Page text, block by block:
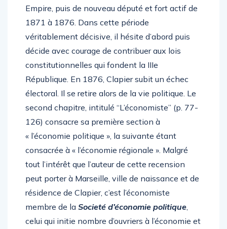
Empire, puis de nouveau député et fort actif de
1871 à 1876. Dans cette période
véritablement décisive, il hésite d’abord puis
décide avec courage de contribuer aux lois
constitutionnelles qui fondent la IIIe
République. En 1876, Clapier subit un échec
électoral. Il se retire alors de la vie politique. Le
second chapitre, intitulé “L’économiste” (p. 77-
126) consacre sa première section à
« l’économie politique », la suivante étant
consacrée à « l’économie régionale ». Malgré
tout l’intérêt que l’auteur de cette recension
peut porter à Marseille, ville de naissance et de
résidence de Clapier, c’est l’économiste
membre de la Societé d’économie politique
celui qui initie nombre d’ouvriers à l’économie et